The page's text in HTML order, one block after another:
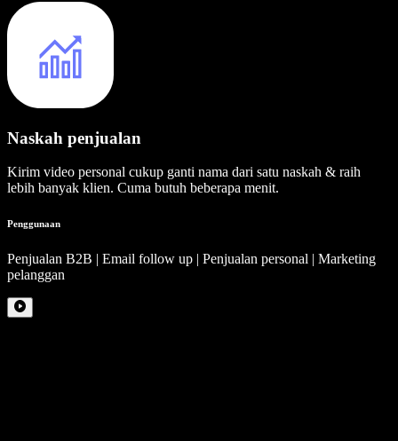
Naskah penjualan
Kirim video personal cukup ganti nama dari satu naskah & raih
lebih banyak klien. Cuma butuh beberapa menit.
Penggunaan
Penjualan B2B | Email follow up | Penjualan personal | Marketing
pelanggan